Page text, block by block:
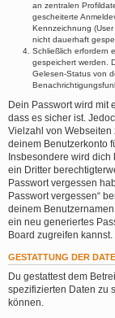
an zentralen
gescheiterte
Kennzeichnung (User
nicht dauerhaft
Schließlich erfordern
gespeichert werden.
Gelesen-Status von
Dein Passwort wird mit
dass es sicher ist.
Vielzahl von Webseiten
deinem Benutzerkonto
Insbesondere wird
ein Dritter
Passwort vergessen
Passwort vergessen“
deinem
ein neu generiertes
Board zugreifen kannst.
GESTATTUNG DER
Du gestattest dem
spezifizierten Daten zu
können.